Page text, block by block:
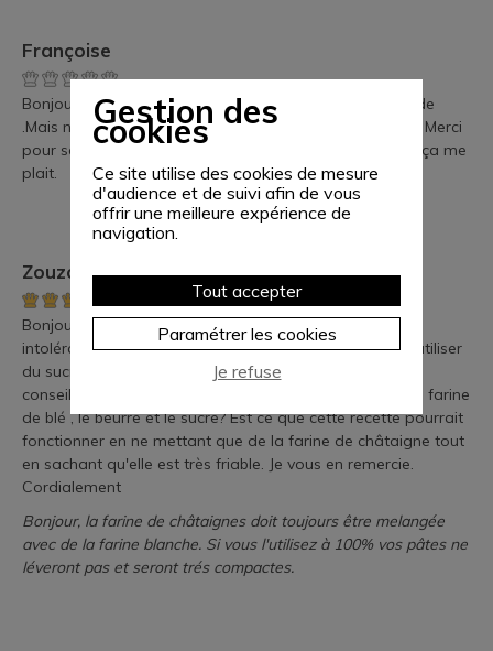
Françoise
Bonjour. Je n' ai pas encore fait cette recette gourmande
.Mais ne saurait tarder en profitant de la bonne saison. Merci
pour ses trésors partagés. Et coeur fidèle "Ardèchois", ça me
plait.
Zouzou
Bonjour, Cette recette m'intéresse mais vu que je suis
intolérante au gluten et au lactose. De plus je ne peux utiliser
du sucre ni du miel, ni sirop d'érable. Pourriez-vous me
conseiller par quels ingrédients je pourrais remplacer la farine
de blé , le beurre et le sucre? Est ce que cette recette pourrait
fonctionner en ne mettant que de la farine de châtaigne tout
en sachant qu'elle est très friable. Je vous en remercie.
Cordialement
Bonjour, la farine de châtaignes doit toujours être melangée
avec de la farine blanche. Si vous l'utilisez à 100% vos pâtes ne
léveront pas et seront trés compactes.
Gestion des
cookies
Ce site utilise des cookies de mesure
d'audience et de suivi afin de vous
offrir une meilleure expérience de
navigation.
Tout accepter
Paramétrer les cookies
Je refuse